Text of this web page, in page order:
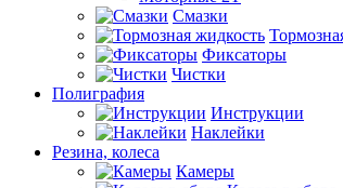
Смазки
Фиксаторы
Чистки
Полиграфия
Инструкции
Наклейки
Резина, колеса
Камеры